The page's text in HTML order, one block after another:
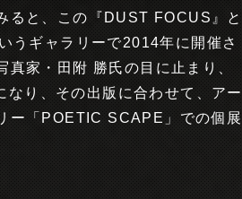
ると、この『DUST FOCUS』と
うギャラリーで2014年に開催さ
家・田附 勝氏の目に止まり、
り、その出版に合わせて、アー
ー「POETIC SCAPE」での個展